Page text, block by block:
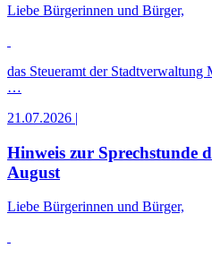
Liebe Bürgerinnen und Bürger,
das Steueramt der
…
21.07.2026 |
Hinweis zur Sprechstunde
August
Liebe Bürgerinnen und Bürger,